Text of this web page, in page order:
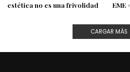
estética no es una frivolidad
EME
CARGAR MÁS